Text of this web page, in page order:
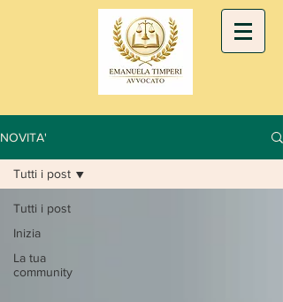
NOVITA'
Tutti i post
Inizia
La tua
community
Tutti i post